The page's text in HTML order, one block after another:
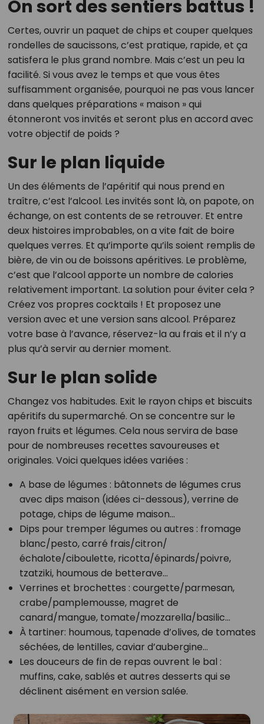
On sort des sentiers battus !
Certes, ouvrir un paquet de chips et couper quelques
rondelles de saucissons, c’est pratique, rapide, et ça
satisfera le plus grand nombre. Mais c’est un peu la
facilité. Si vous avez le temps et que vous êtes
suffisamment organisée, pourquoi ne pas vous lancer
dans quelques préparations « maison » qui
étonneront vos invités et seront plus en accord avec
votre objectif de poids ?
Sur le plan liquide
Un des éléments de l’apéritif qui nous prend en
traître, c’est l’alcool. Les invités sont là, on papote, on
échange, on est contents de se retrouver. Et entre
deux histoires improbables, on a vite fait de boire
quelques verres. Et qu’importe qu’ils soient remplis de
bière, de vin ou de boissons apéritives. Le problème,
c’est que l’alcool apporte un nombre de calories
relativement important. La solution pour éviter cela ?
Créez vos propres cocktails ! Et proposez une
version avec et une version sans alcool. Préparez
votre base à l’avance, réservez-la au frais et il n’y a
plus qu’à servir au dernier moment.
Sur le plan solide
Changez vos habitudes. Exit le rayon chips et biscuits
apéritifs du supermarché. On se concentre sur le
rayon fruits et légumes. Cela nous servira de base
pour de nombreuses recettes savoureuses et
originales. Voici quelques idées variées :
A base de légumes : bâtonnets de légumes crus
avec dips maison (idées ci-dessous), verrine de
potage, chips de légume maison…
Dips pour tremper légumes ou autres : fromage
blanc/pesto, carré frais/citron/
échalote/ciboulette, ricotta/épinards/poivre,
tzatziki, houmous de betterave…
Verrines et brochettes : courgette/parmesan,
crabe/pamplemousse, magret de
canard/mangue, tomate/mozzarella/basilic…
À tartiner: houmous, tapenade d’olives, de tomates
séchées, de lentilles, caviar d’aubergine…
Les douceurs de fin de repas ouvrent le bal :
muffins, cake, sablés et autres desserts qui se
déclinent aisément en version salée.